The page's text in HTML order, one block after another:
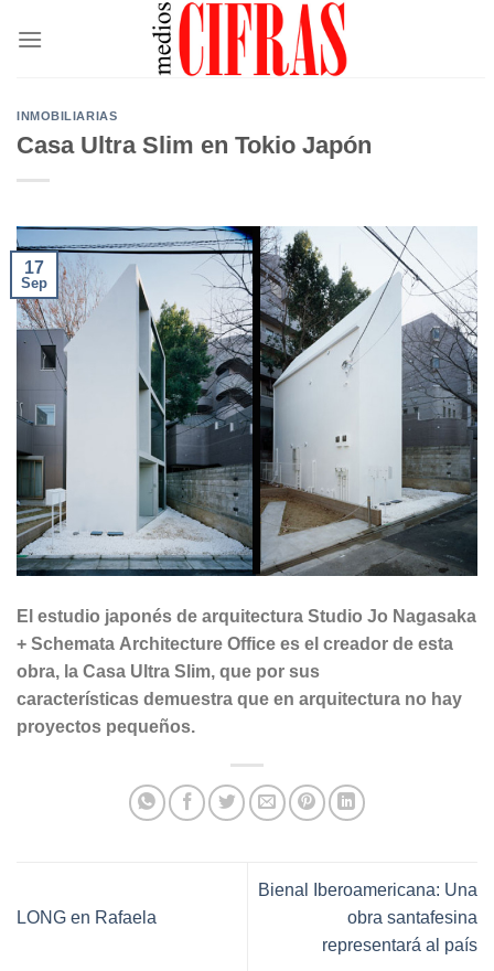
INMOBILIARIAS
Casa Ultra Slim en Tokio Japón
17
Sep
El estudio japonés de arquitectura Studio Jo Nagasaka
+ Schemata Architecture Office es el creador de esta
obra, la Casa Ultra Slim, que por sus
características demuestra que en arquitectura no hay
proyectos pequeños.
LONG en Rafaela
Bienal Iberoamericana: Una
obra santafesina
representará al país